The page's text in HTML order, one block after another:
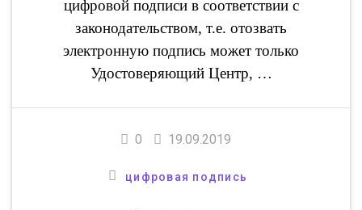
цифровой подписи в соответствии с
законодательством, т.е. отозвать
электронную подпись может только
Удостоверяющий Центр, …
0 19.09.2019
цифровая подпись